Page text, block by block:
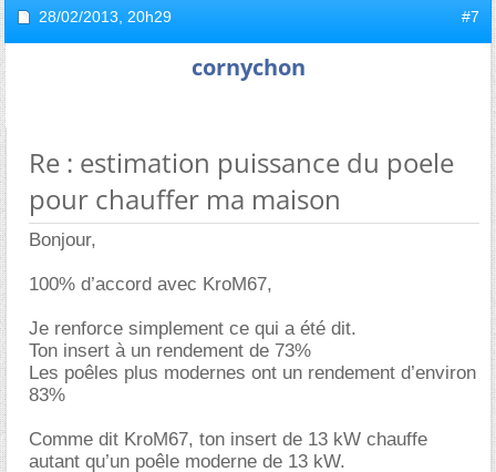
28/02/2013, 20h29 #7
cornychon
Re : estimation puissance du poele
pour chauffer ma maison
Bonjour,
100% d’accord avec KroM67,
Je renforce simplement ce qui a été dit.
Ton insert à un rendement de 73%
Les poêles plus modernes ont un rendement d’environ
83%
Comme dit KroM67, ton insert de 13 kW chauffe
autant qu’un poêle moderne de 13 kW.